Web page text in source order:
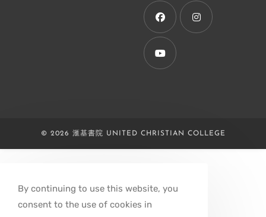
Opens
in
tab
© 2026 滙基書院 UNITED CHRISTIAN COLLEGE
By continuing to use this website, you
consent to the use of cookies in